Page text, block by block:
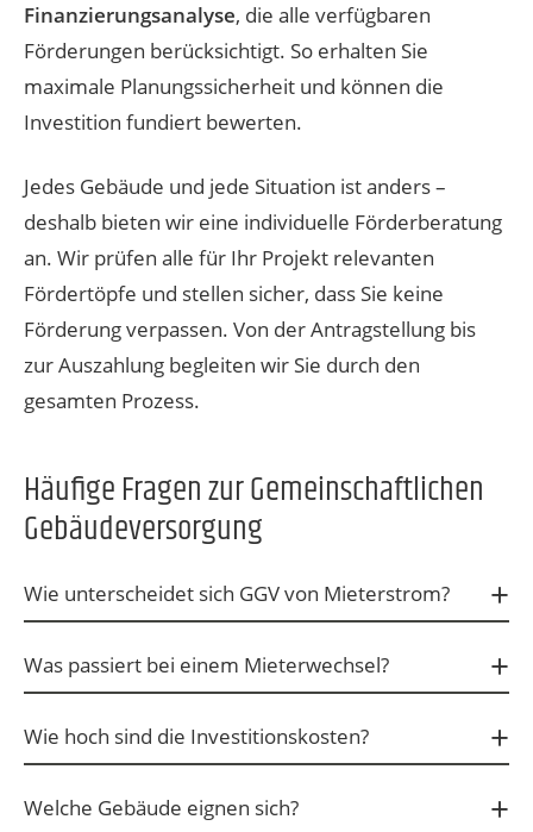
Finanzierungsanalyse, die alle verfügbaren
Förderungen berücksichtigt. So erhalten Sie
maximale Planungssicherheit und können die
Investition fundiert bewerten.
Jedes Gebäude und jede Situation ist anders –
deshalb bieten wir eine individuelle Förderberatung
an. Wir prüfen alle für Ihr Projekt relevanten
Fördertöpfe und stellen sicher, dass Sie keine
Förderung verpassen. Von der Antragstellung bis
zur Auszahlung begleiten wir Sie durch den
gesamten Prozess.
Häufige Fragen zur Gemeinschaftlichen
Gebäudeversorgung
Wie unterscheidet sich GGV von Mieterstrom?
Was passiert bei einem Mieterwechsel?
Wie hoch sind die Investitionskosten?
Welche Gebäude eignen sich?